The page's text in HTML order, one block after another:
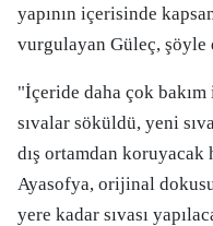
yapının içerisinde
vurgulayan Güleç, şöyle
"İçeride daha çok bakım
sıvalar söküldü, yeni
dış ortamdan
Ayasofya, orijinal
yere kadar sıvası